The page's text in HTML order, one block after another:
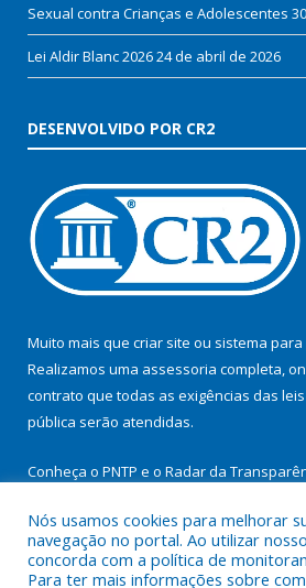
Sexual contra Crianças e Adolescentes
Lei Aldir Blanc 202624 de abril de 2026
DESENVOLVIDO POR CR2
Muito mais que criar site ou sistema
Realizamos uma assessoria completa,
contrato que todas as exigências das
pública serão atendidas.
Conheça o PNTP e o Radar da
Nós usamos cookies para melhorar
navegação no portal. Ao utilizar
concorda com a política de
Para ter mais informações sobre